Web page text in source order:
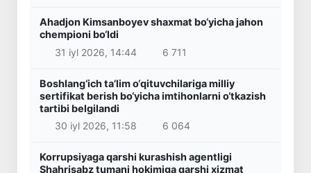
Ahadjon Kimsanboyev shaxmat bo‘yicha jahon
chempioni bo‘ldi
31 iyl 2026, 14:44
6 711
Boshlang‘ich ta’lim o‘qituvchilariga milliy
sertifikat berish bo‘yicha imtihonlarni o‘tkazish
tartibi belgilandi
30 iyl 2026, 11:58
6 064
Korrupsiyaga qarshi kurashish agentligi
Shahrisabz tumani hokimiga qarshi xizmat